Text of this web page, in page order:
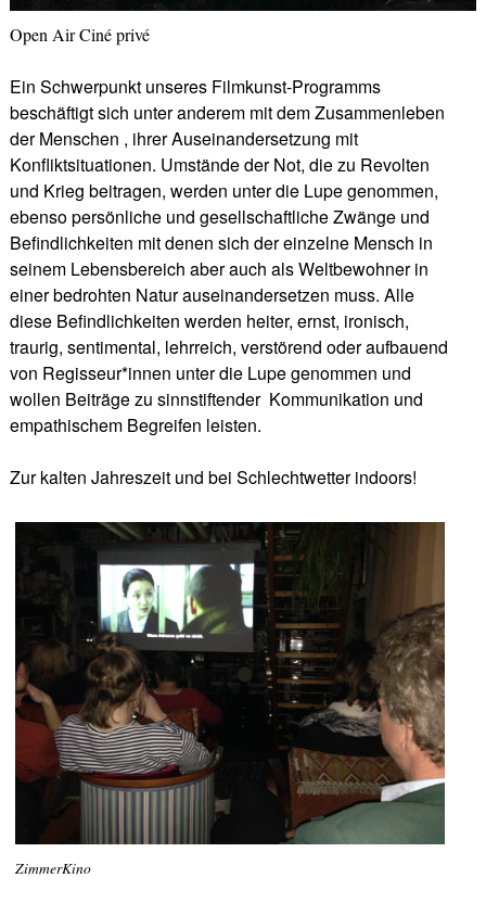
Open Air Ciné privé
Ein Schwerpunkt unseres Filmkunst-Programms
beschäftigt sich unter anderem mit dem Zusammenleben
der Menschen , ihrer Auseinandersetzung mit
Konfliktsituationen. Umstände der Not, die zu Revolten
und Krieg beitragen, werden unter die Lupe genommen,
ebenso persönliche und gesellschaftliche Zwänge und
Befindlichkeiten mit denen sich der einzelne Mensch in
seinem Lebensbereich aber auch als Weltbewohner in
einer bedrohten Natur auseinandersetzen muss. Alle
diese Befindlichkeiten werden heiter, ernst, ironisch,
traurig, sentimental, lehrreich, verstörend oder aufbauend
von Regisseur*innen unter die Lupe genommen und
wollen Beiträge zu sinnstiftender Kommunikation und
empathischem Begreifen leisten.
Zur kalten Jahreszeit und bei Schlechtwetter indoors!
ZimmerKino